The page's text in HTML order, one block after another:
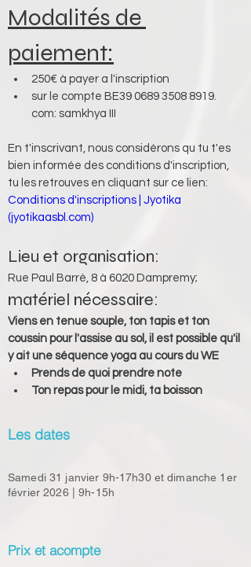
Modalités de
paiement:
250€ à payer a l'inscription
sur le compte BE39 0689 3508 8919.
com: samkhya III
En t'inscrivant, nous considérons qu tu t'es
bien informée des conditions d'inscription,
tu les retrouves en cliquant sur ce lien:
Conditions d'inscriptions | Jyotika
(jyotikaasbl.com)
Lieu et organisation:
Rue Paul Barré, 8 à 6020 Dampremy;
matériel nécessaire:
Viens en tenue souple, ton tapis et ton
coussin pour l'assise au sol, il est possible qu'il
y ait une séquence yoga au cours du WE
Prends de quoi prendre note
Ton repas pour le midi, ta boisson
Les dates
Samedi 31 janvier 9h-17h30 et dimanche 1er
février 2026 | 9h-15h
Prix et acompte